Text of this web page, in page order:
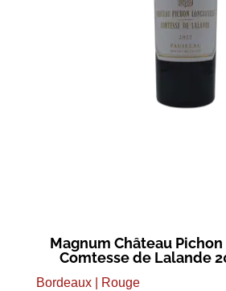
Magnum Château
Comtesse de Lalande
Bordeaux | Rouge